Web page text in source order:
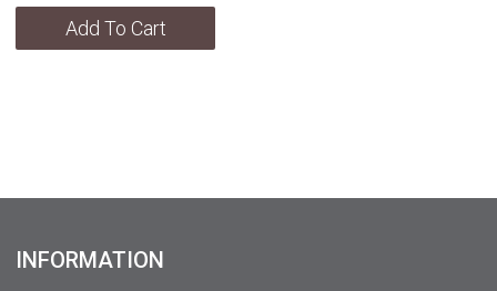
Add To Cart
INFORMATION